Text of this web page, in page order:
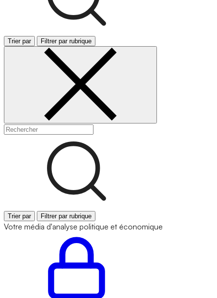
Trier par Filtrer par rubrique
Trier par Filtrer par rubrique
Votre média d'analyse politique et économique